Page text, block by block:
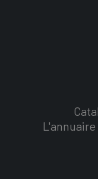
L'annuaire